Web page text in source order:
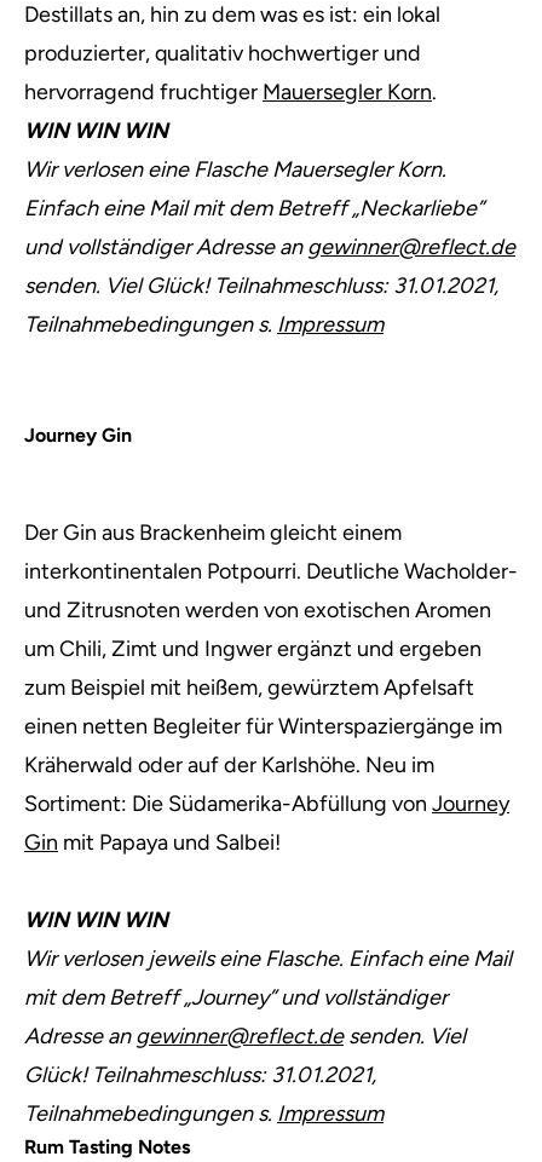
Destillats an, hin zu dem was es ist: ein lokal
produzierter, qualitativ hochwertiger und
hervorragend fruchtiger Mauersegler Korn.
WIN WIN WIN
Wir verlosen eine Flasche Mauersegler Korn.
Einfach eine Mail mit dem Betreff „Neckarliebe”
und vollständiger Adresse angewinner@reflect.de
senden. Viel Glück! Teilnahmeschluss: 31.01.2021,
Teilnahmebedingungen s. Impressum
Journey Gin
Der Gin aus Brackenheim gleicht einem
interkontinentalen Potpourri. Deutliche Wacholder-
und Zitrusnoten werden von exotischen Aromen
um Chili, Zimt und Ingwer ergänzt und ergeben
zum Beispiel mit heißem, gewürztem Apfelsaft
einen netten Begleiter für Winterspaziergänge im
Kräherwald oder auf der Karlshöhe. Neu im
Sortiment: Die Südamerika-Abfüllung von Journey
Gin mit Papaya und Salbei!
WIN WIN WIN
Wir verlosen jeweils eine Flasche. Einfach eine Mail
mit dem Betreff „Journey” und vollständiger
Adresse angewinner@reflect.desenden. Viel
Glück! Teilnahmeschluss: 31.01.2021,
Teilnahmebedingungen s. Impressum
Rum Tasting Notes